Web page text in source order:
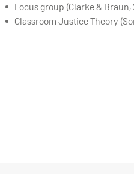
Focus group (Clarke & Braun,
Classroom Justice Theory